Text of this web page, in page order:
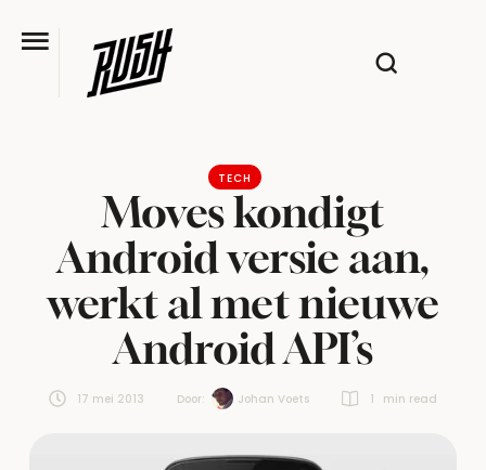
TECH
Moves kondigt
Android versie aan,
werkt al met nieuwe
Android API’s
17 mei 2013 Door: Johan Voets 1 min read